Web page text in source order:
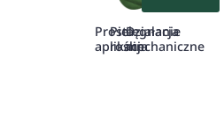
Prosta
aplikacja
Pielęgnacja
roślin
Działanie
mechaniczne